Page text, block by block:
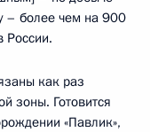
– более чем на 900
России.
как раз
зоны. Готовится
«Павлик»,